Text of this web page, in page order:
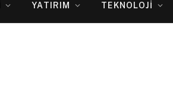
YATIRIM TEKNOLOJI